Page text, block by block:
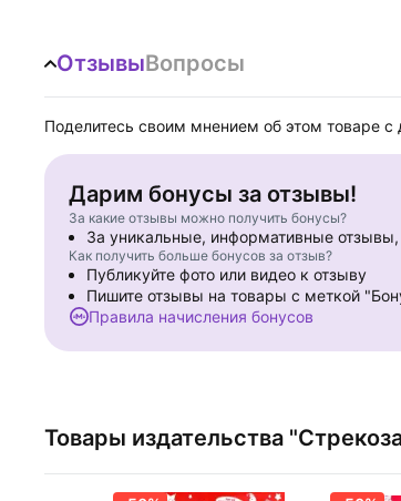
ОтзывыВопросы
Поделитесь своим мнением об этом товаре
Дарим бонусы за отзывы!
За какие отзывы можно получить бонусы?
За уникальные, информативные
Как получить больше бонусов за отзыв?
Публикуйте фото или видео к отзыву
Пишите отзывы на товары с меткой
Правила начисления бонусов
Товары издательства